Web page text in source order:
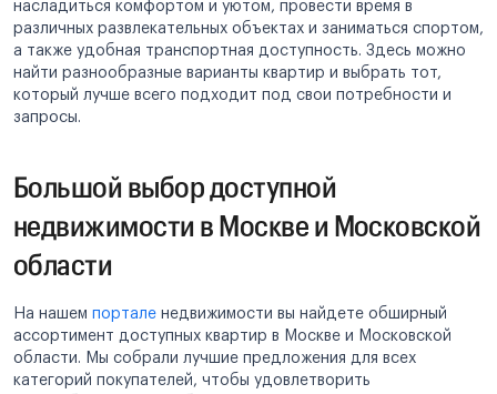
насладиться комфортом и уютом, провести время в
различных развлекательных объектах и заниматься спортом,
а также удобная транспортная доступность. Здесь можно
найти разнообразные варианты квартир и выбрать тот,
который лучше всего подходит под свои потребности и
запросы.
Большой выбор доступной
недвижимости в Москве и Московской
области
На нашем портале недвижимости вы найдете обширный
ассортимент доступных квартир в Москве и Московской
области. Мы собрали лучшие предложения для всех
категорий покупателей, чтобы удовлетворить